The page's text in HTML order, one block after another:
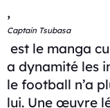
,
Captain Tsubasa
est le manga
a dynamité les
le football n’a
lui. Une œuvre